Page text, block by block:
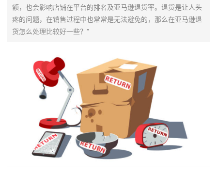
额，也会影响店铺在平台的排名及亚马逊退货率。退货是让人头
疼的问题，在销售过程中也常常是无法避免的，那么在亚马逊退
货怎么处理比较好一些？”